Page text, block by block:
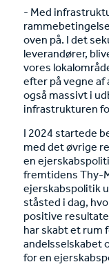
- Med
oven på. I det
leverandører,
vores
efter på vegne
også massivt i
infrastrukturen
I 2024 startede
med det øvrige
en
fremtidens Thy-
ejerskabspolitik
ståsted i dag,
positive
har skabt et rum
andelsselskabet
for en